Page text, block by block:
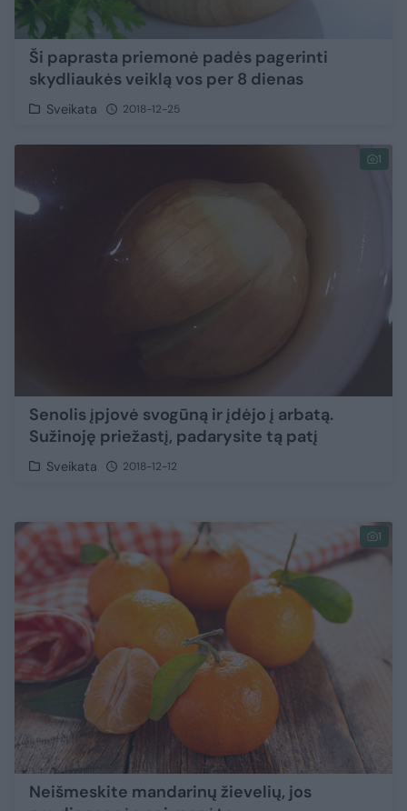
Ši paprasta priemonė padės pagerinti
skydliaukės veiklą vos per 8 dienas
Sveikata 2018-12-25
1
Senolis įpjovė svogūną ir įdėjo į arbatą.
Sužinoję priežastį, padarysite tą patį
Sveikata 2018-12-12
1
Neišmeskite mandarinų žievelių, jos